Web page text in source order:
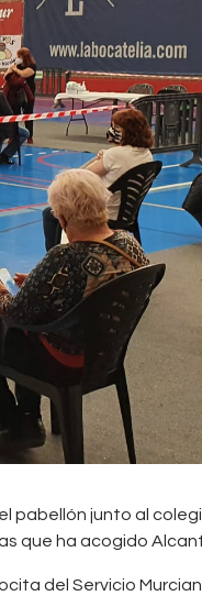
pabellón junto al
que ha acogido
del Servicio